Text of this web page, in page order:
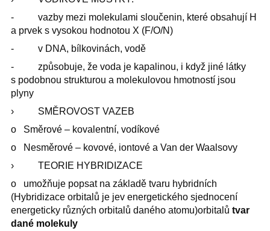
- vazby mezi molekulami sloučenin, které obsahují H
a prvek s vysokou hodnotou X (F/O/N)
- v DNA, bílkovinách, vodě
- způsobuje, že voda je kapalinou, i když jiné látky
s podobnou strukturou a molekulovou hmotností jsou
plyny
› SMĚROVOST VAZEB
o Směrové – kovalentní, vodíkové
o Nesměrové – kovové, iontové a Van der Waalsovy
› TEORIE HYBRIDIZACE
o umožňuje popsat na základě tvaru hybridních
(Hybridizace orbitalů je jev energetického sjednocení
energeticky různých orbitalů daného atomu)orbitalů tvar
dané molekuly